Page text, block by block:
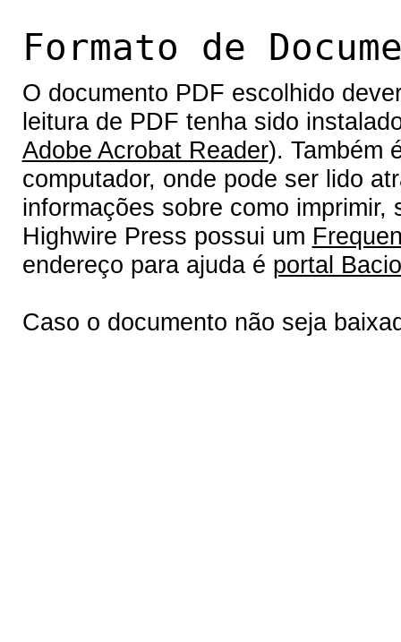
Formato de
O documento PDF escolhido
leitura de PDF tenha sido
Adobe Acrobat Reader). Também
computador, onde pode ser lido
informações sobre como
Highwire Press possui um
endereço para ajuda é portal
Caso o documento não seja